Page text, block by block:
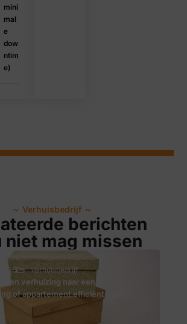
mini
mal
e
dow
ntim
e)
～ Verhuisbedrijf ～
berichten
niet mag missen
06 Verhuisbedrijf
een verhuizing naar een
of appartement efficiënt voor